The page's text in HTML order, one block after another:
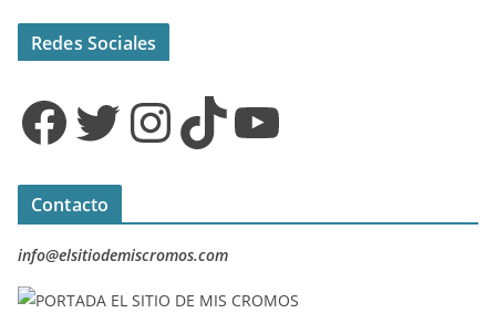
Redes Sociales
Facebook Twitter InstagramTikTok YouTube
Contacto
info@elsitiodemiscromos.com